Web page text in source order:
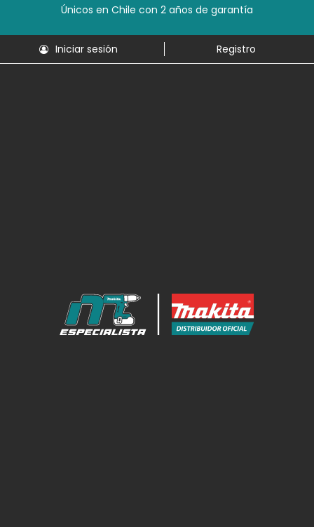
Únicos en Chile con 2 años de garantía
Iniciar sesión Registro